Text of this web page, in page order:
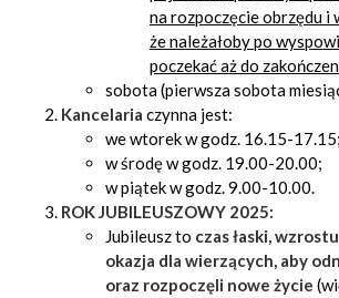
na rozpoczęcie obrzędu i
że należałoby po
poczekać aż do
sobota (pierwsza sobota
Kancelaria czynna jest:
we wtorek w godz. 16.15-17.15;
w środę w godz. 19.00-20.00;
w piątek w godz. 9.00-10.00.
ROK JUBILEUSZOWY 2025:
Jubileusz to czas łaski,
okazja dla wierzących, aby
oraz rozpoczęli nowe życie